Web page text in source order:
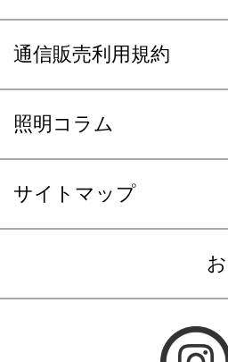
通信販売利用規約
照明コラム
サイトマップ